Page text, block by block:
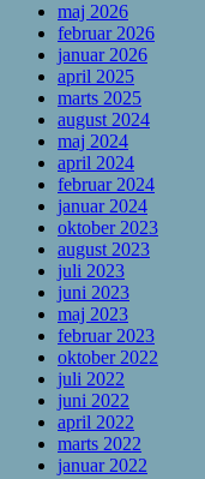
maj 2026
februar 2026
januar 2026
april 2025
marts 2025
august 2024
maj 2024
april 2024
februar 2024
januar 2024
oktober 2023
august 2023
juli 2023
juni 2023
maj 2023
februar 2023
oktober 2022
juli 2022
juni 2022
april 2022
marts 2022
januar 2022